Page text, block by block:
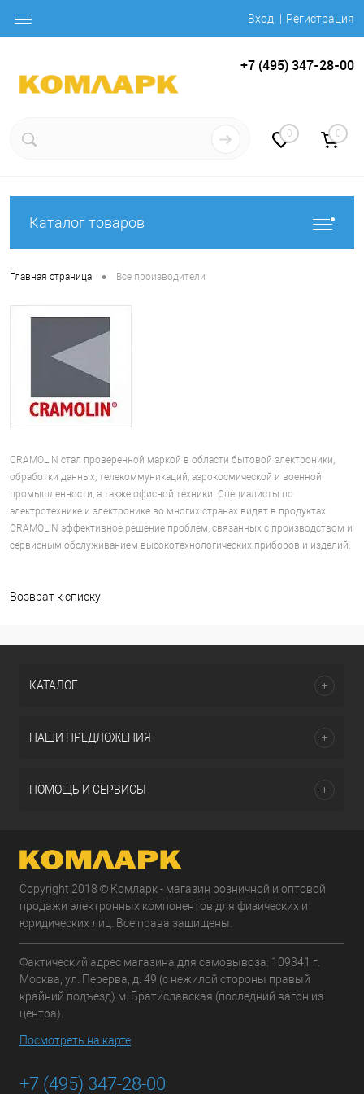
Вход Регистрация
+7 (495) 347-28-00
0 0
Каталог товаров
Главная страница • Все производители
CRAMOLIN стал проверенной маркой в области бытовой электроники,
обработки данных, телекоммуникаций, аэрокосмической и военной
промышленности, а также офисной техники. Специалисты по
электротехнике и электронике во многих странах видят в продуктах
CRAMOLIN эффективное решение проблем, связанных с производством и
сервисным обслуживанием высокотехнологических приборов и изделий.
Возврат к списку
КАТАЛОГ
НАШИ ПРЕДЛОЖЕНИЯ
ПОМОЩЬ И СЕРВИСЫ
Copyright 2018 © Комларк - магазин розничной и оптовой
продажи электронных компонентов для физических и
юридических лиц. Все права защищены.
Фактический адрес магазина для самовывоза: 109341 г.
Москва, ул. Перерва, д. 49 (с нежилой стороны правый
крайний подъезд) м. Братиславская (последний вагон из
центра).
Посмотреть на карте
+7 (495) 347-28-00